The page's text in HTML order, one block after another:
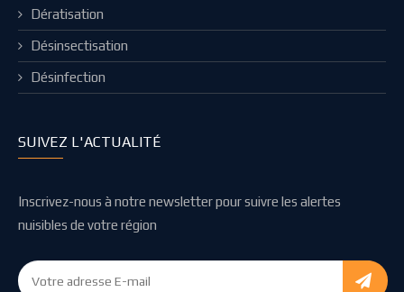
Dératisation
Désinsectisation
Désinfection
SUIVEZ L'ACTUALITÉ
Inscrivez-nous à notre newsletter pour suivre les alertes
nuisibles de votre région